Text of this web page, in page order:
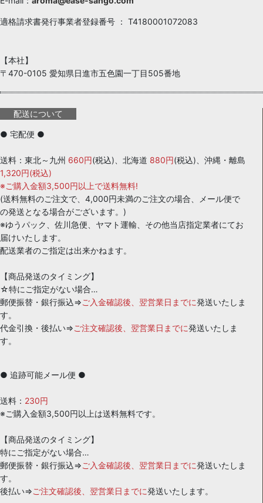
適格請求書発行事業者登録番号 ： T4180001072083
【本社】
〒470-0105 愛知県日進市五色園一丁目505番地
配送について
● 宅配便 ●
送料：東北～九州 660円(税込)、北海道 880円(税込)、沖縄・離島
1,320円(税込)
※ご購入金額3,500円以上で送料無料!
(送料無料のご注文で、4,000円未満のご注文の場合、メール便で
の発送となる場合がございます。)
※ゆうパック、佐川急便、ヤマト運輸、その他当店指定業者にてお
届けいたします。
配送業者のご指定は出来かねます。
【商品発送のタイミング】
☆特にご指定がない場合…
郵便振替・銀行振込⇒ご入金確認後、翌営業日までに発送いたしま
す。
代金引換・後払い⇒ご注文確認後、翌営業日までに発送いたしま
す。
● 追跡可能メール便 ●
送料： 230円
※ご購入金額3,500円以上は送料無料です。
【商品発送のタイミング】
特にご指定がない場合…
郵便振替・銀行振込⇒ご入金確認後、翌営業日までに発送いたしま
す。
後払い⇒ご注文確認後、翌営業日までに発送いたします。